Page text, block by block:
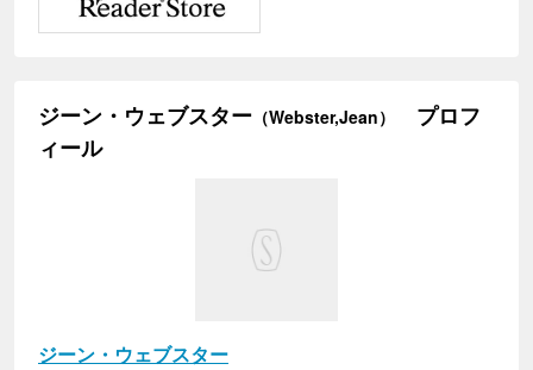
ジーン・ウェブスター （Webster,Jean）
プロフ
ィール
ジーン・ウェブスター